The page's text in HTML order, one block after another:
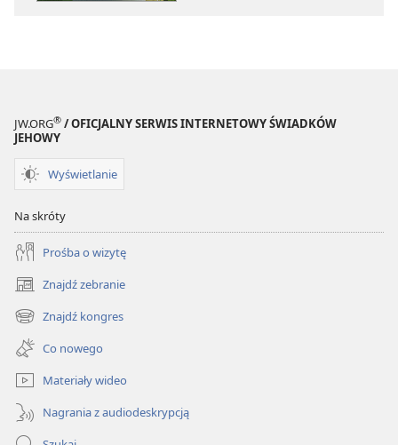
JW.ORG® / OFICJALNY SERWIS INTERNETOWY ŚWIADKÓW
JEHOWY
Wyświetlanie
Na skróty
Prośba o wizytę
Znajdź zebranie
(opens
new
window)
Znajdź kongres
(opens
new
window)
Co nowego
Materiały wideo
Nagrania z audiodeskrypcją